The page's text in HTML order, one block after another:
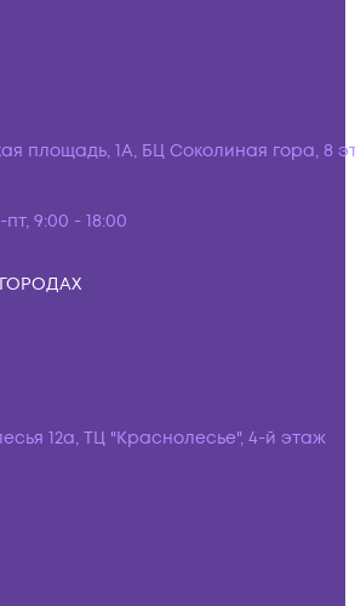
площадь, 1А, БЦ Соколиная гора, 8
пт, 9:00 - 18:00
12а, ТЦ "Краснолесье", 4-й этаж